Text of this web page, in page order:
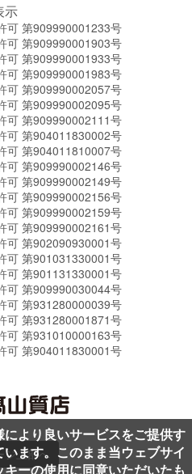
示
可 第909990001233号
可 第909990001903号
可 第909990001933号
可 第909990001983号
可 第909990002057号
可 第909990002095号
可 第909990002111号
可 第904011830002号
可 第904011810007号
可 第909990002146号
可 第909990002149号
可 第909990002156号
可 第909990002159号
可 第909990002161号
可 第902090930001号
可 第901031330001号
可 第901131330001号
可 第909990030044号
可 第931280000039号
可 第931280001871号
可 第931010000163号
可 第904011830001号
ジ上部へ
より良いサービスをご提供す
ます。このまま当ウェブサイ
ーの使用に同意いただいたも